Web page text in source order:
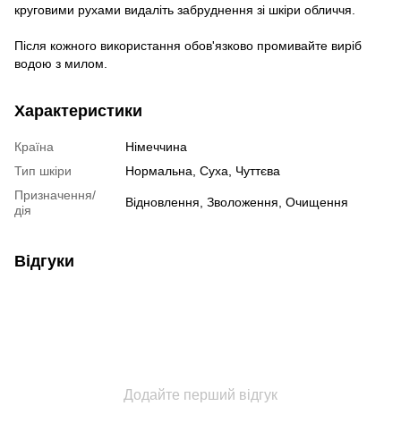
круговими рухами видаліть забруднення зі шкіри обличчя.
Після кожного використання обов'язково промивайте виріб
водою з милом.
Характеристики
Країна
Німеччина
Тип шкіри
Нормальна Суха
Чуттєва
Призначення/
дія
Відновлення Зволоження Очищення
Відгуки
Додайте перший відгук